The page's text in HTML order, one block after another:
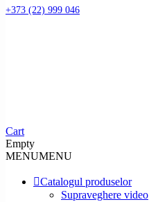
+373 (22) 999 046
Cart
Empty
MENUMENU
Catalogul produselor
Supraveghere video